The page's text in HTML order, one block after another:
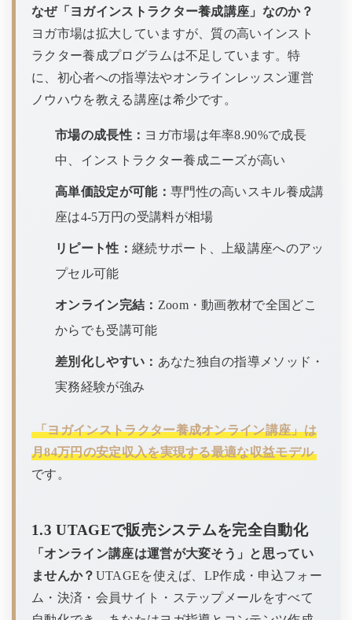
なぜ「ヨガインストラクター養成講座」なのか？
ヨガ市場は拡大していますが、質の高いインスト
ラクター養成プログラムは不足しています。特
に、初心者への指導法やオンラインレッスン運営
ノウハウを教える講座は希少です。
市場の成長性： ヨガ市場は年率8.90%で成長
中、インストラクター養成ニーズが高い
高単価設定が可能： 専門性の高いスキル養成講
座は4-5万円の受講料が相場
リピート性： 継続サポート、上級講座へのアッ
プセル可能
オンライン完結： Zoom・動画教材で全国どこ
からでも受講可能
差別化しやすい： あなた独自の指導メソッド・
実務経験が強み
「ヨガインストラクター養成オンライン講座」は
月84万円の安定収入を実現する最適な収益モデル
です。
1.3 UTAGEで販売システムを完全自動化
「オンライン講座は運営が大変そう」と思ってい
ませんか？ UTAGEを使えば、LP作成・申込フォー
ム・決済・会員サイト・ステップメールをすべて